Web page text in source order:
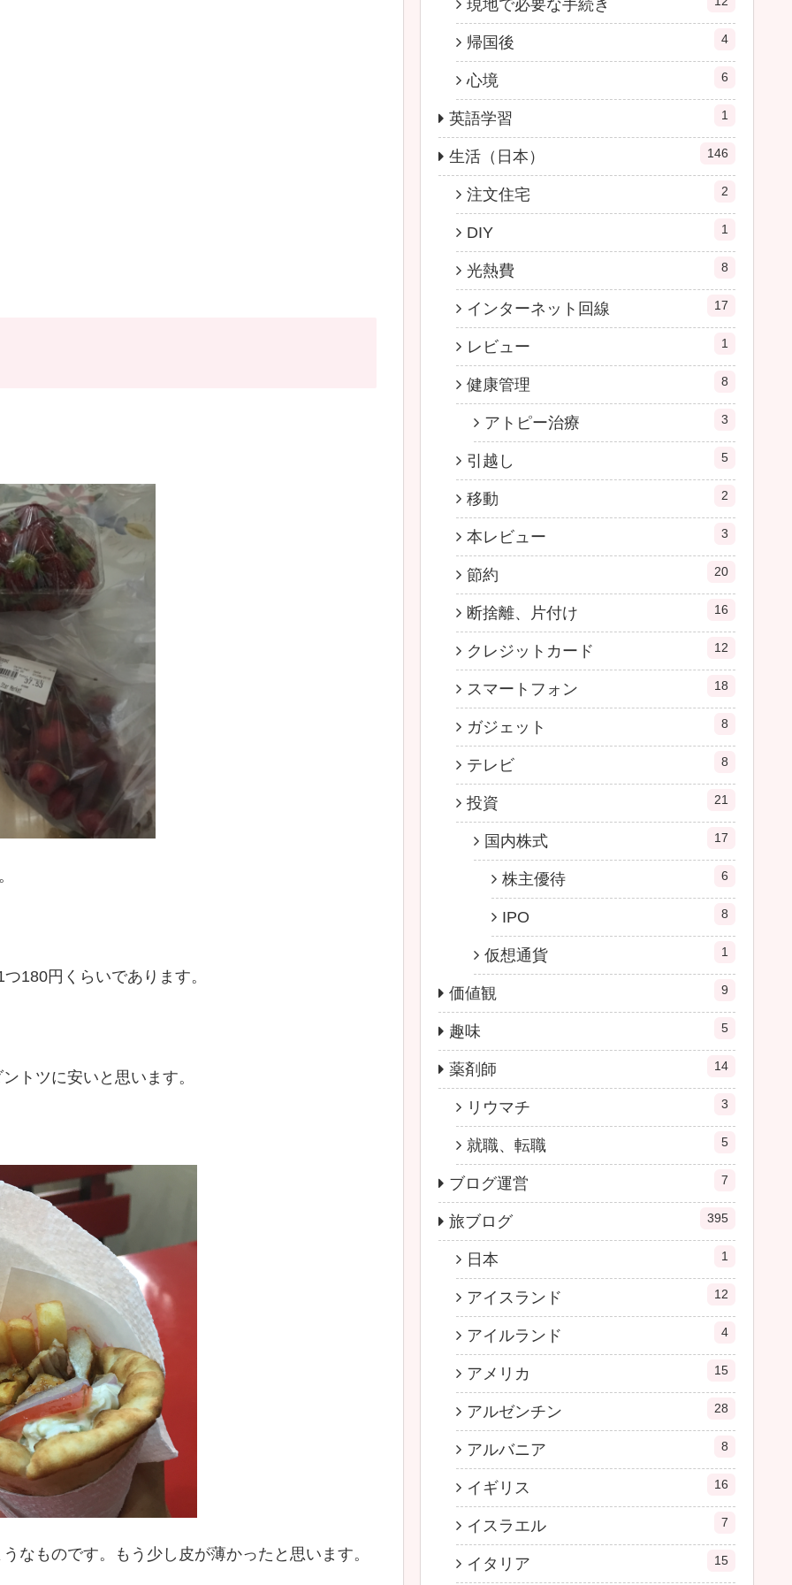
180円くらいであります。
トツに安いと思います。
なものです。もう少し皮が薄かったと思います。
現地で必要な手続き
帰国後 4
心境 6
英語学習 1
生活（日本） 146
注文住宅 2
DIY 1
光熱費 8
インターネット回線 17
レビュー 1
健康管理 8
アトピー治療 3
引越し 5
移動 2
本レビュー 3
節約 20
断捨離、片付け 16
クレジットカード 12
スマートフォン 18
ガジェット 8
テレビ 8
投資 21
国内株式 17
株主優待 6
IPO 8
仮想通貨 1
価値観 9
趣味 5
薬剤師 14
リウマチ 3
就職、転職 5
ブログ運営 7
旅ブログ 395
日本 1
アイスランド 12
アイルランド 4
アメリカ 15
アルゼンチン 28
アルバニア 8
イギリス 16
イスラエル 7
イタリア 15